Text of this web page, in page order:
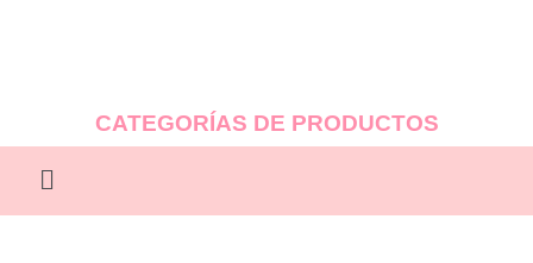
CATEGORÍAS DE PRODUCTOS